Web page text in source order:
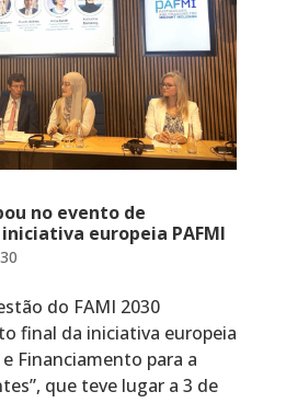
no evento de
europeia PAFMI
do FAMI 2030
final da iniciativa europeia
e Financiamento para a
que teve lugar a 3 de